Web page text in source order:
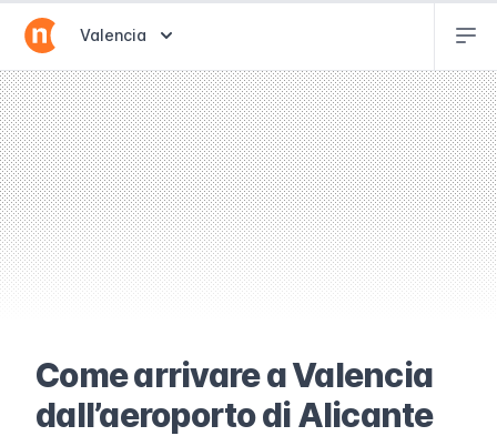
Abrir selector de destinos
Valencia
Come arrivare a Valencia
dall’aeroporto di Alicante